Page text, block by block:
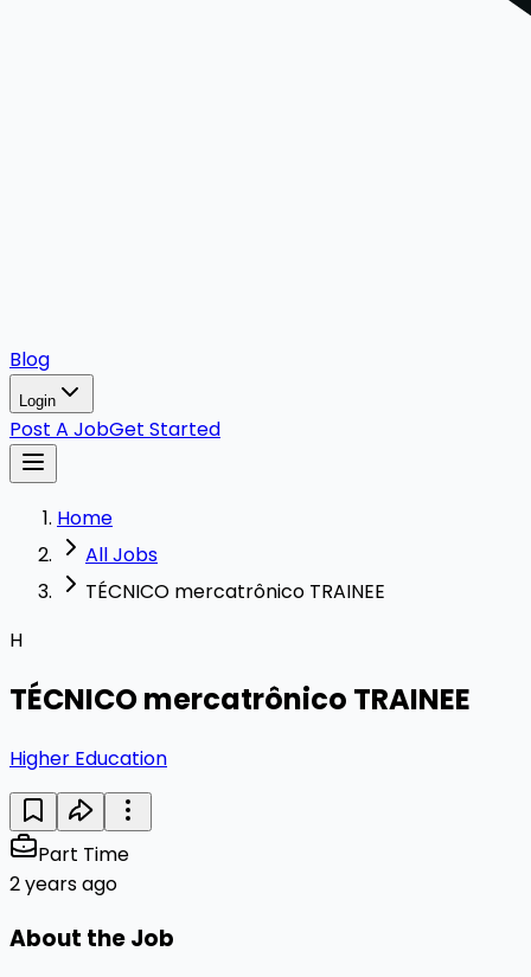
Blog
Login
Post A JobGet Started
Home
All Jobs
TÉCNICO mercatrônico TRAINEE
H
TÉCNICO mercatrônico TRAINEE
Higher Education
Part Time
2 years ago
About the Job